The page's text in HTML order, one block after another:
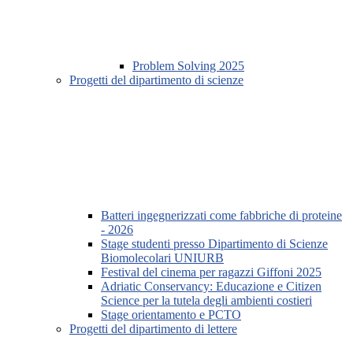
Problem Solving 2025
Progetti del dipartimento di scienze
Batteri ingegnerizzati come fabbriche di proteine
- 2026
Stage studenti presso Dipartimento di Scienze
Biomolecolari UNIURB
Festival del cinema per ragazzi Giffoni 2025
Adriatic Conservancy: Educazione e Citizen
Science per la tutela degli ambienti costieri
Stage orientamento e PCTO
Progetti del dipartimento di lettere